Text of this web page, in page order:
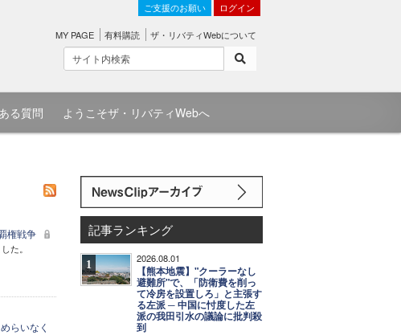
ご支援のお願い ログイン
MY PAGE 有料購読 ザ・リバティWebについて
る質問 ようこそザ・リバティWebへ
権戦争
た。
らいなく
記事ランキング
1 2026.08.01
【熊本地震】"クーラーなし
避難所"で、「防衛費を削っ
て冷房を設置しろ」と主張す
る左派 ─ 中国に忖度した左
派の我田引水の議論に批判殺
到